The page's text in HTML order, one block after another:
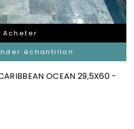
Acheter
échantillon
OCEAN 29,5X60 -